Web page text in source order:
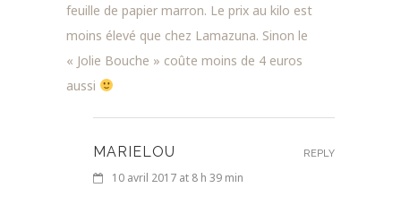
feuille de papier marron. Le prix au kilo est
moins élevé que chez Lamazuna. Sinon le
« Jolie Bouche » coûte moins de 4 euros
aussi
MARIELOU
10 avril 2017 at 8 h 39 min
REPLY